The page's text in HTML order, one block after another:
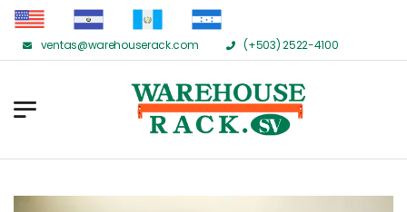
ventas@warehouserack.com (+503) 2522-4100